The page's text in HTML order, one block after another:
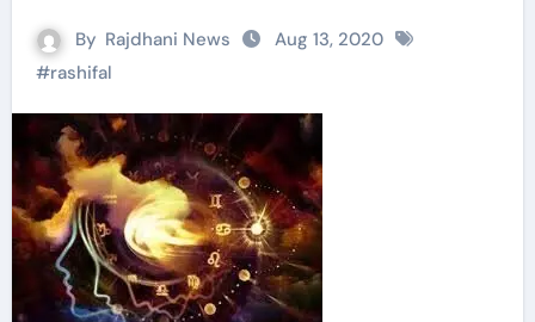
By Rajdhani News
Aug 13, 2020
#rashifal